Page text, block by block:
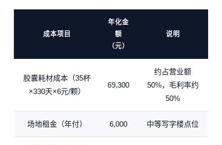
成本项目
年化金
额
（元）
说明
胶囊耗材成本（35杯
×330天×6元/颗）
69,300
约占营业额
50%，毛利率约
50%
场地租金（年付） 6,000 中等写字楼点位